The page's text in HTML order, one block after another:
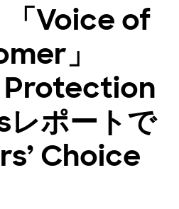
Voice of
」
ポートで
Choice